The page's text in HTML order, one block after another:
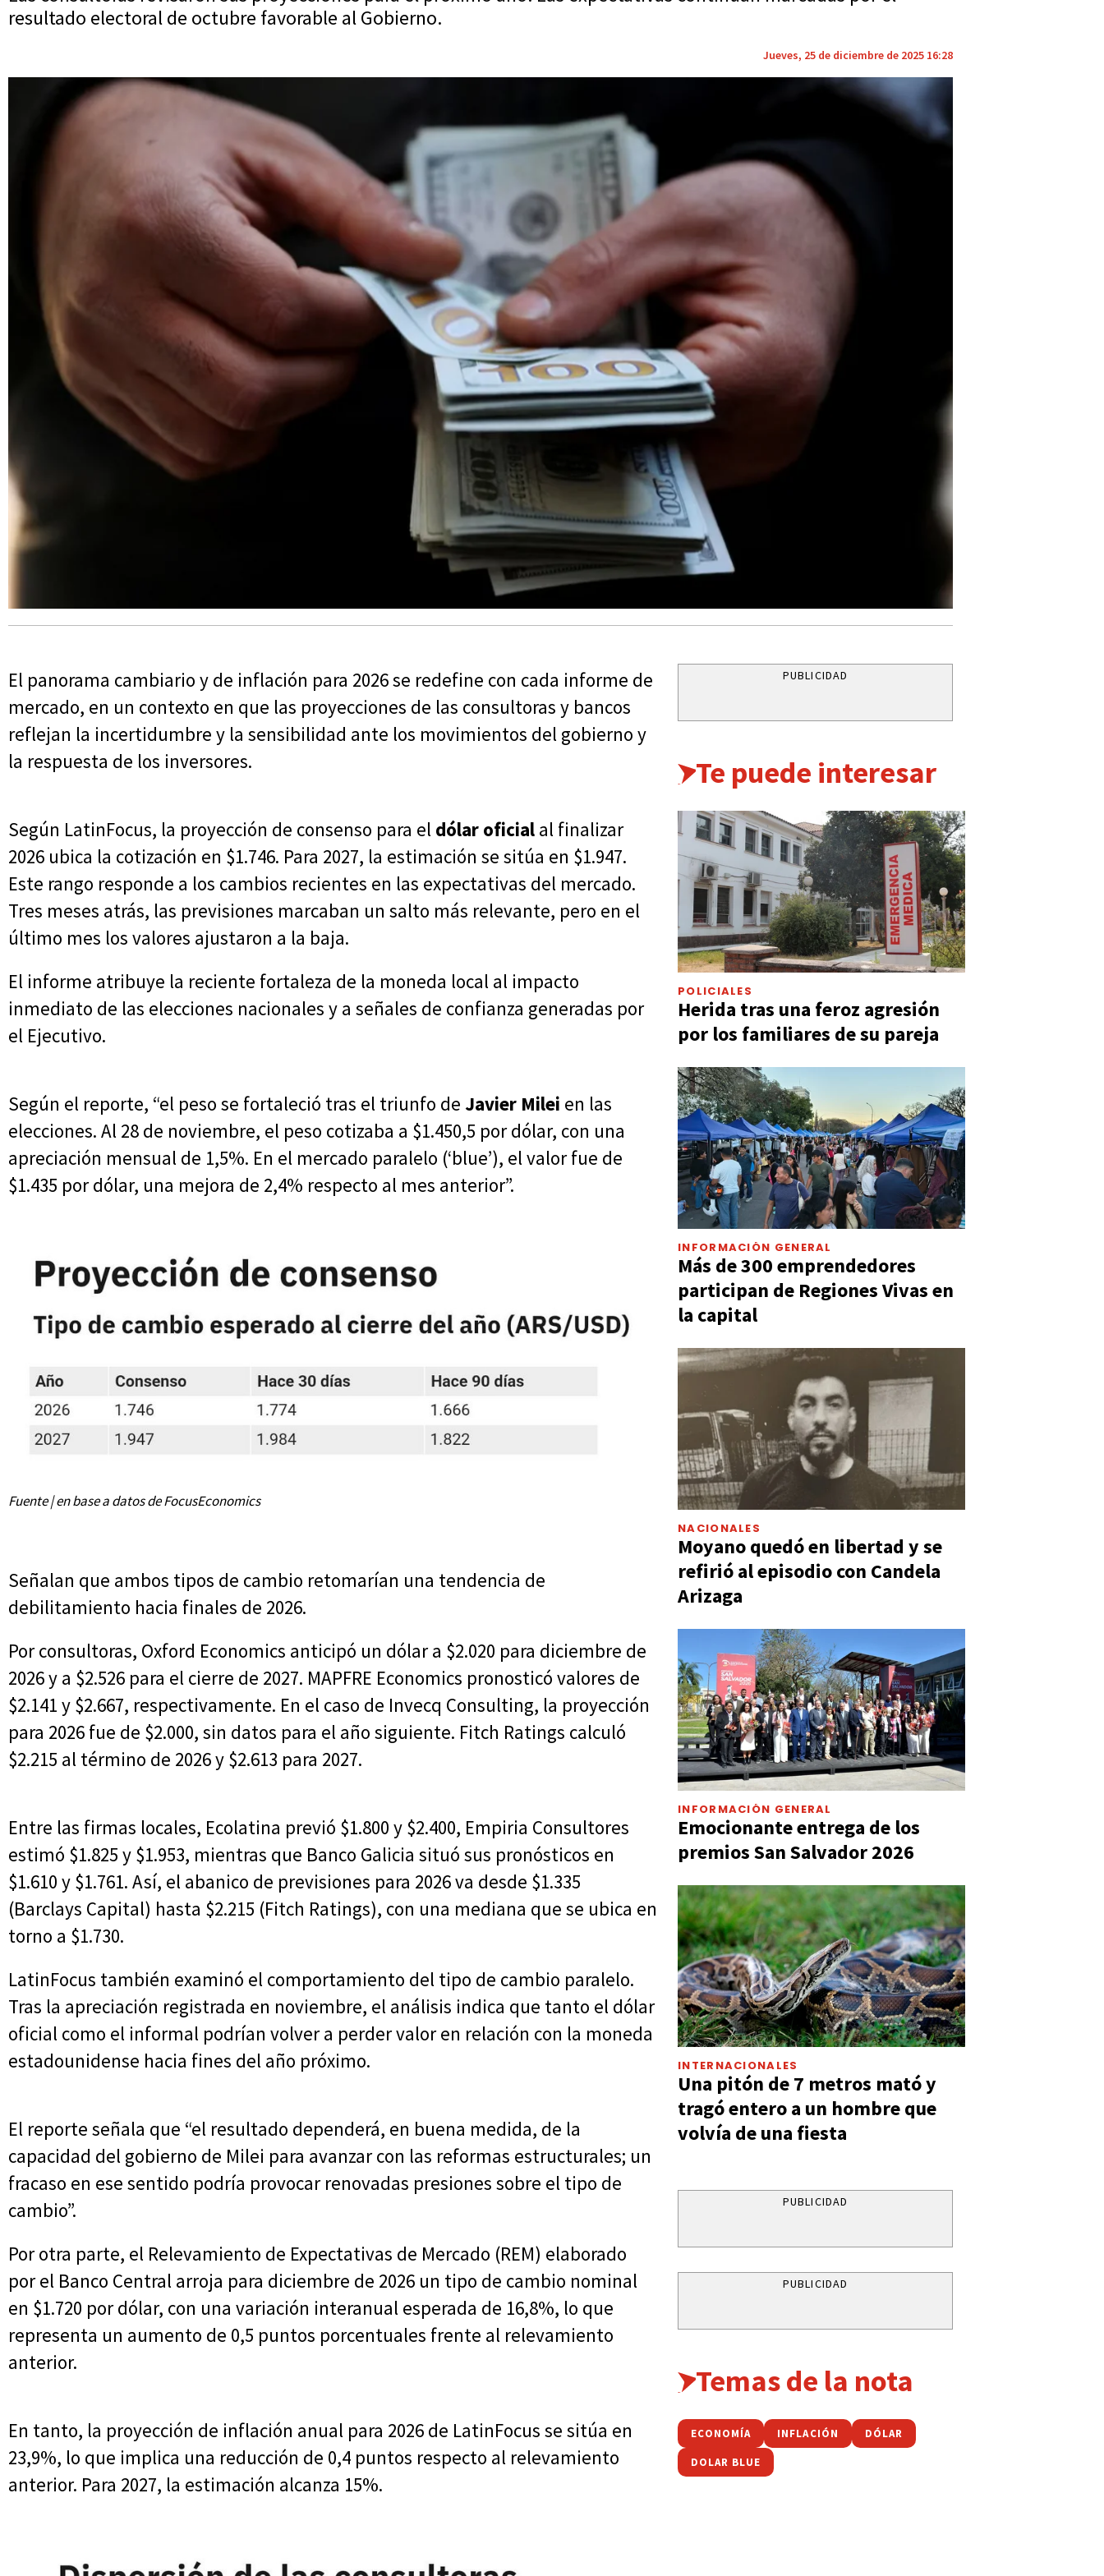
resultado electoral de octubre favorable al Gobierno.
Jueves, 25 de diciembre de 2025 16:28
El panorama cambiario y de inflación para 2026 se redefine con cada informe de
mercado, en un contexto en que las proyecciones de las consultoras y bancos
reflejan la incertidumbre y la sensibilidad ante los movimientos del gobierno y
la respuesta de los inversores.
Según LatinFocus, la proyección de consenso para el dólar oficial al finalizar
2026 ubica la cotización en $1.746. Para 2027, la estimación se sitúa en $1.947.
Este rango responde a los cambios recientes en las expectativas del mercado.
Tres meses atrás, las previsiones marcaban un salto más relevante, pero en el
último mes los valores ajustaron a la baja.
El informe atribuye la reciente fortaleza de la moneda local al impacto
inmediato de las elecciones nacionales y a señales de confianza generadas por
el Ejecutivo.
Según el reporte, “el peso se fortaleció tras el triunfo de Javier Milei en las
elecciones. Al 28 de noviembre, el peso cotizaba a $1.450,5 por dólar, con una
apreciación mensual de 1,5%. En el mercado paralelo (‘blue’), el valor fue de
$1.435 por dólar, una mejora de 2,4% respecto al mes anterior”.
Fuente | en base a datos de FocusEconomics
Señalan que ambos tipos de cambio retomarían una tendencia de
debilitamiento hacia finales de 2026.
Por consultoras, Oxford Economics anticipó un dólar a $2.020 para diciembre de
2026 y a $2.526 para el cierre de 2027. MAPFRE Economics pronosticó valores de
$2.141 y $2.667, respectivamente. En el caso de Invecq Consulting, la proyección
para 2026 fue de $2.000, sin datos para el año siguiente. Fitch Ratings calculó
$2.215 al término de 2026 y $2.613 para 2027.
Entre las firmas locales, Ecolatina previó $1.800 y $2.400, Empiria Consultores
estimó $1.825 y $1.953, mientras que Banco Galicia situó sus pronósticos en
$1.610 y $1.761. Así, el abanico de previsiones para 2026 va desde $1.335
(Barclays Capital) hasta $2.215 (Fitch Ratings), con una mediana que se ubica en
torno a $1.730.
LatinFocus también examinó el comportamiento del tipo de cambio paralelo.
Tras la apreciación registrada en noviembre, el análisis indica que tanto el dólar
oficial como el informal podrían volver a perder valor en relación con la moneda
estadounidense hacia fines del año próximo.
El reporte señala que “el resultado dependerá, en buena medida, de la
capacidad del gobierno de Milei para avanzar con las reformas estructurales; un
fracaso en ese sentido podría provocar renovadas presiones sobre el tipo de
cambio”.
Por otra parte, el Relevamiento de Expectativas de Mercado (REM) elaborado
por el Banco Central arroja para diciembre de 2026 un tipo de cambio nominal
en $1.720 por dólar, con una variación interanual esperada de 16,8%, lo que
representa un aumento de 0,5 puntos porcentuales frente al relevamiento
anterior.
En tanto, la proyección de inflación anual para 2026 de LatinFocus se sitúa en
23,9%, lo que implica una reducción de 0,4 puntos respecto al relevamiento
anterior. Para 2027, la estimación alcanza 15%.
PUBLICIDAD
Te puede interesar
POLICIALES
Herida tras una feroz agresión
por los familiares de su pareja
INFORMACIÓN GENERAL
Más de 300 emprendedores
participan de Regiones Vivas en
la capital
NACIONALES
Moyano quedó en libertad y se
refirió al episodio con Candela
Arizaga
INFORMACIÓN GENERAL
Emocionante entrega de los
premios San Salvador 2026
INTERNACIONALES
Una pitón de 7 metros mató y
tragó entero a un hombre que
volvía de una fiesta
PUBLICIDAD
PUBLICIDAD
Temas de la nota
ECONOMÍA INFLACIÓN DÓLAR
DOLAR BLUE